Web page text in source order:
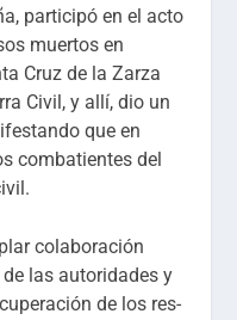
participó en el acto
muertos en
Cruz de la Zarza
Civil, y allí, dio un
que en
combatientes del
colaboración
las autoridades y
de los res-